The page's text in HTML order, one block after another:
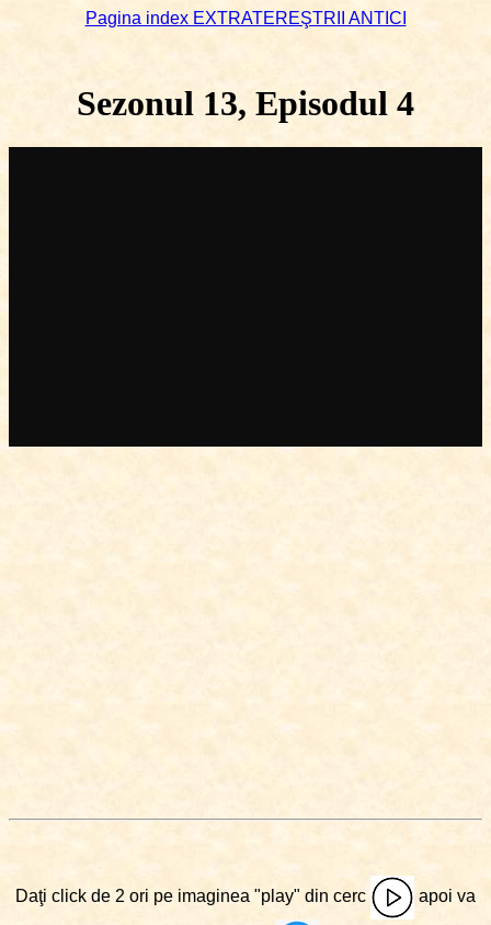
Pagina index EXTRATEREŞTRII ANTICI
Sezonul 13, Episodul 4
Daţi click de 2 ori pe imaginea "play" din cerc apoi va